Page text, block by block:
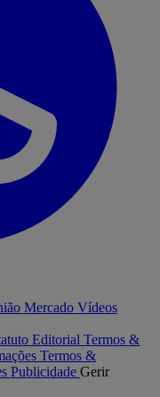
Mercado Vídeos
Editorial Termos &
Termos &
Publicidade Gerir